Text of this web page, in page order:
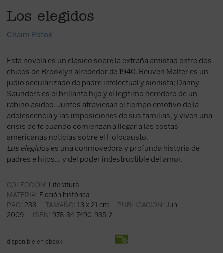
Los elegidos
Chaim Potok
Esta novela es un clásico sobre la extraña amistad entre dos
chicos de Brooklyn alrededor de 1940. Reuven Malter es un
judío secularizado de padre intelectual y sionista; Danny
Saunders es el brillante hijo y el legítimo heredero de un
rabino asideo. Juntos atraviesan el tiempo emotivo de la
adolescencia y las imposiciones de sus familias, y viven una
crisis de fe cuando comienzan a llegar a las costas
americanas noticias sobre el Holocausto.
Los elegidoses una conmovedora y profunda historia de
padres e hijos... y del poder indestructible del amor.
COLECCIÓN: Literatura
MATERIA: Ficción histórica
PÁG: 288 TAMAÑO: 13 x 21 cm PUBLICACIÓN: Jun
2009 ISBN: 978-84-7490-985-2
disponible en ebook: